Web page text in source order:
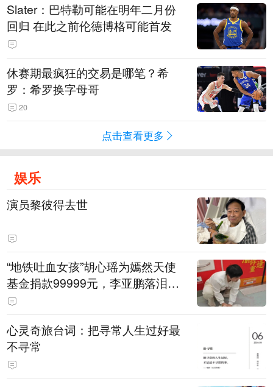
Slater：巴特勒可能在明年二月份
回归 在此之前伦德博格可能首发
休赛期最疯狂的交易是哪笔？希
罗：希罗换字母哥
20
点击查看更多
娱乐
演员黎彼得去世
“地铁吐血女孩”胡心瑶为嫣然天使
基金捐款99999元，李亚鹏落泪感
谢：我个人向她捐赠99999元，也
向其病友之家捐赠99999元
心灵奇旅台词：把寻常人生过好最
不寻常